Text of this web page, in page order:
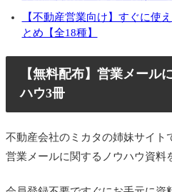
【不動産営業向け】すぐに使
とめ【全18種】
【無料配布】営業メール
ハウ3冊
不動産会社のミカタの姉妹サイト
営業メールに関するノウハウ資料